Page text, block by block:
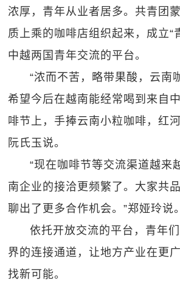
浓厚，青年从业者居多。共青团
质上乘的咖啡店组织起来，成立“
中越两国青年交流的平台。
“浓而不苦，略带果酸，云南
希望今后在越南能经常喝到来自
啡节上，手捧云南小粒咖啡，红
阮氏玉说。
“现在咖啡节等交流渠道越来
南企业的接洽更频繁了。大家共
聊出了更多合作机会。”郑娅玲说。
依托开放交流的平台，青年
界的连接通道，让地方产业在更
找新可能。